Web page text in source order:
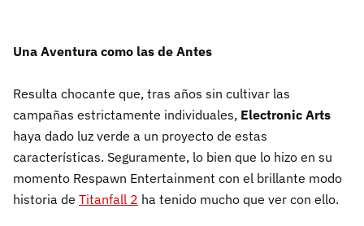
Una Aventura como las de Antes
Resulta chocante que, tras años sin cultivar las
campañas estrictamente individuales, Electronic Arts
haya dado luz verde a un proyecto de estas
características. Seguramente, lo bien que lo hizo en su
momento Respawn Entertainment con el brillante modo
historia de Titanfall 2 ha tenido mucho que ver con ello.